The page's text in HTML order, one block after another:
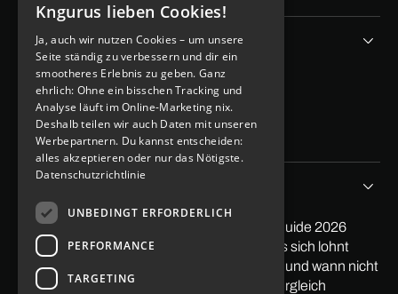
Unternehmen
App Kosten berechen
Blog
Kontakt
Imprint
Data protection
PayPal in App integrieren: Der praktische Guide 2026
Softwareentwicklung Outsourcing: Wann es sich lohnt
Low Code Entwicklung: Wann sie sich lohnt und wann nicht
Mit Apps Geld verdienen 2026: Ehrlicher Vergleich
ENGLISH
Kngurus lieben Cookies!
Ja, auch wir nutzen Cookies – um unsere
Seite ständig zu verbessern und dir ein
smootheres Erlebnis zu geben. Ganz
ehrlich: Ohne ein bisschen Tracking und
Analyse läuft im Online-Marketing nix.
Deshalb teilen wir auch Daten mit unseren
Werbepartnern. Du kannst entscheiden:
alles akzeptieren oder nur das Nötigste.
Datenschutzrichtlinie
UNBEDINGT ERFORDERLICH
PERFORMANCE
TARGETING